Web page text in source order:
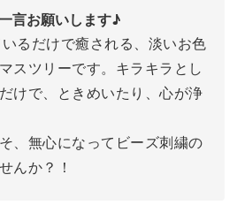
言お願いします♪
るだけで癒される、淡いお色
スツリーです。キラキラとし
けで、ときめいたり、心が浄
、無心になってビーズ刺繍の
んか？！